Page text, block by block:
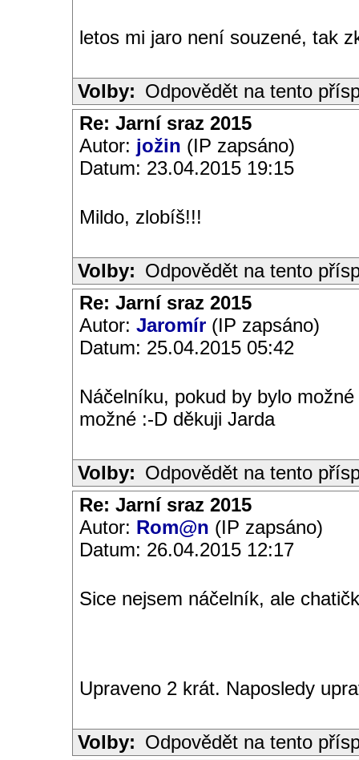
letos mi jaro není souzené, tak
Volby: Odpovědět na tento
Re: Jarní sraz 2015
Autor: jožin (IP zapsáno)
Datum: 23.04.2015 19:15
Mildo, zlobíš!!!
Volby: Odpovědět na tento
Re: Jarní sraz 2015
Autor: Jaromír (IP zapsáno)
Datum: 25.04.2015 05:42
Náčelníku, pokud by bylo
možné :-D děkuji Jarda
Volby: Odpovědět na tento
Re: Jarní sraz 2015
Autor: Rom@n (IP zapsáno)
Datum: 26.04.2015 12:17
Sice nejsem náčelník, ale
Upraveno 2 krát. Naposledy
Volby: Odpovědět na tento